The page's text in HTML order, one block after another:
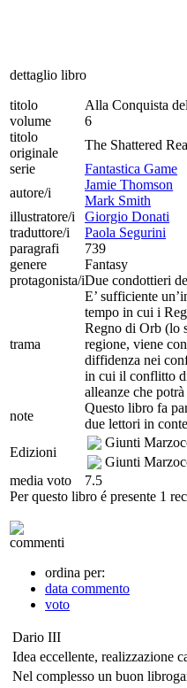
dettaglio libro
titolo
Alla Conquista
volume
6
titolo
originale
The Shattered
serie
Fantastica Game
autore/i
Jamie Thomson
Mark Smith
illustratore/i
Giorgio Donati
traduttore/i
Paola Segurini
paragrafi
739
genere
Fantasy
protagonista/iDue condottieri
trama
E’ sufficiente
tempo in cui i
Regno di Orb (lo
regione, viene
diffidenza nei
in cui il conflitto
alleanze che
note
Questo libro fa
due lettori in
Edizioni
Giunti
Giunti
media voto
7.5
Per questo libro é presente 1
commenti
ordina per:
data commento
voto
Dario III
Idea eccellente, realizzazione
Nel complesso un buon